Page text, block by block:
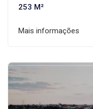
253 M²
Mais informações